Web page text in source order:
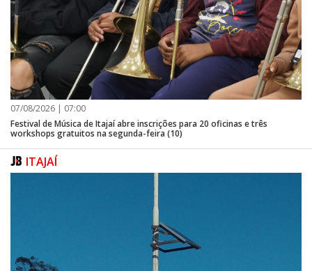
07/08/2026 | 07:00
Festival de Música de Itajaí abre inscrições para 20 oficinas e três
workshops gratuitos na segunda-feira (10)
ITAJAÍ